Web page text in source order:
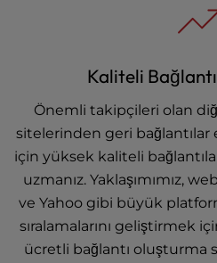
Kaliteli
Önemli takipçileri olan
sitelerinden geri
için yüksek kaliteli
uzmanız. Yaklaşımımız,
ve Yahoo gibi büyük
sıralamalarını geliştirmek
ücretli bağlantı oluşturma